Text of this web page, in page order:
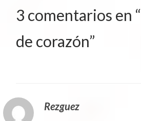
3 comentarios en “
de corazón”
Rezguez